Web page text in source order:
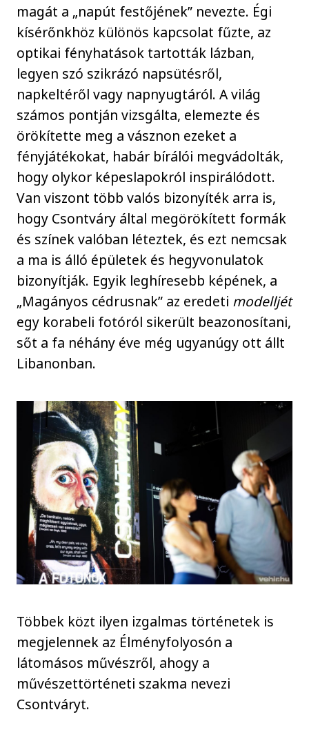
magát a „napút festőjének” nevezte. Égi
kísérőnkhöz különös kapcsolat fűzte, az
optikai fényhatások tartották lázban,
legyen szó szikrázó napsütésről,
napkeltéről vagy napnyugtáról. A világ
számos pontján vizsgálta, elemezte és
örökítette meg a vásznon ezeket a
fényjátékokat, habár bírálói megvádolták,
hogy olykor képeslapokról inspirálódott.
Van viszont több valós bizonyíték arra is,
hogy Csontváry által megörökített formák
és színek valóban léteztek, és ezt nemcsak
a ma is álló épületek és hegyvonulatok
bizonyítják. Egyik leghíresebb képének, a
„Magányos cédrusnak” az eredeti modelljét
egy korabeli fotóról sikerült beazonosítani,
sőt a fa néhány éve még ugyanúgy ott állt
Libanonban.
Többek közt ilyen izgalmas történetek is
megjelennek az Élményfolyosón a
látomásos művészről, ahogy a
művészettörténeti szakma nevezi
Csontváryt.